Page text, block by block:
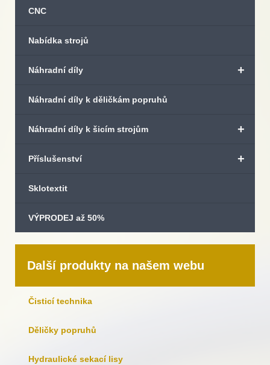
CNC
Nabídka strojů
+
Náhradní díly
Náhradní díly k děličkám popruhů
+
Náhradní díly k šicím strojům
+
Příslušenství
Sklotextit
VÝPRODEJ až 50%
Další produkty na našem webu
Čisticí technika
Děličky popruhů
Hydraulické sekací lisy